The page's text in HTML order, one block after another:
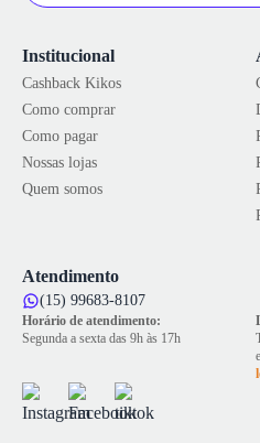
Institucional
Cashback Kikos
Como comprar
Como pagar
Nossas lojas
Quem somos
Atendimento
(15) 99683-8107
Horário de atendimento:
Segunda a sexta das 9h às 17h